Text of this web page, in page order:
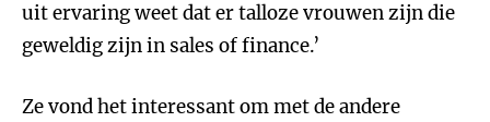
uit ervaring weet dat er talloze vrouwen zijn die
geweldig zijn in sales of finance.’
Ze vond het interessant om met de andere